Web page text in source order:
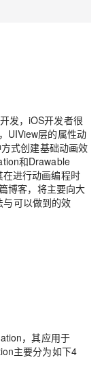
发，iOS开发者很
UIView层的属性动
式创建基础动画效
和Drawable
进行动画编程时
博客，将主要向大
可以做到的效
，其应用于
主要分为如下4